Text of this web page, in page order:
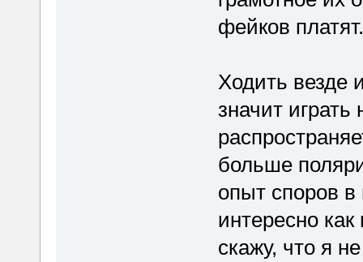
фейков платят.
Ходить везде
значит играть
больше
опыт споров
интересно
скажу, что я